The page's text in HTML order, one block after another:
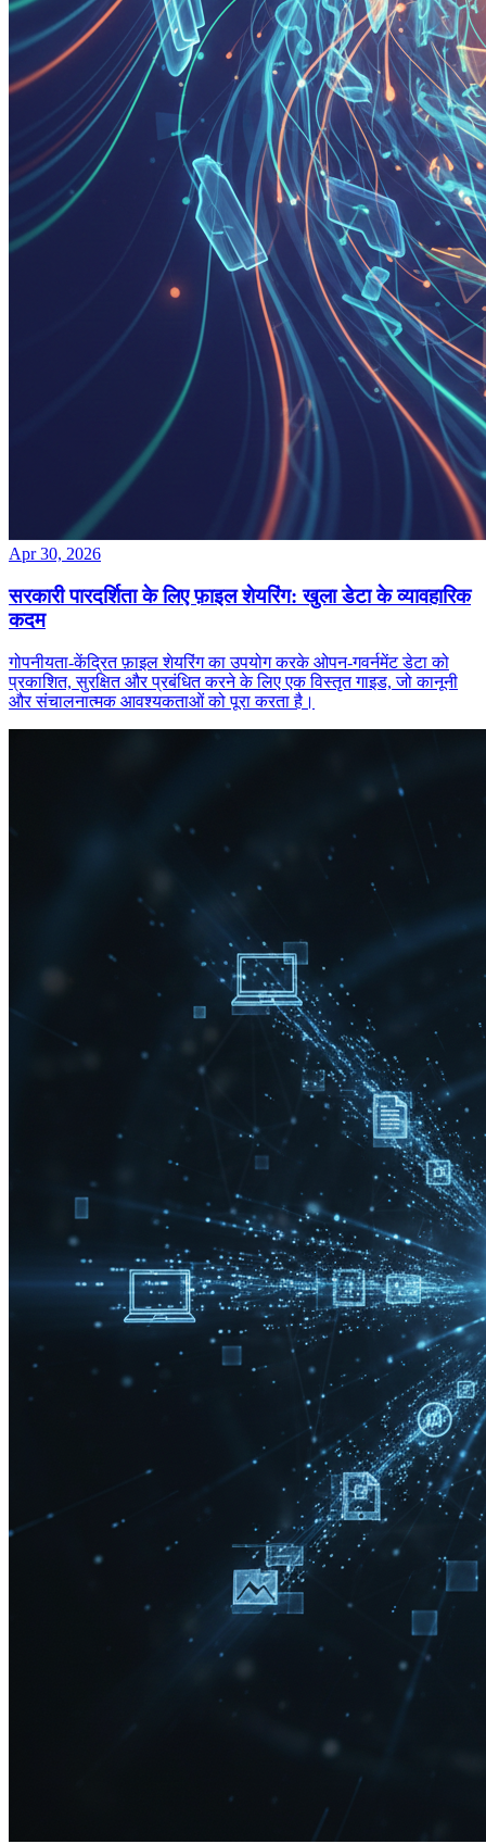
Apr 30, 2026
सरकारी पारदर्शिता के लिए फ़ाइल शेयरिंग: खुला डेटा के व्यावहारिक
कदम
गोपनीयता‑केंद्रित फ़ाइल शेयरिंग का उपयोग करके ओपन‑गवर्नमेंट डेटा को
प्रकाशित, सुरक्षित और प्रबंधित करने के लिए एक विस्तृत गाइड, जो कानूनी
और संचालनात्मक आवश्यकताओं को पूरा करता है।